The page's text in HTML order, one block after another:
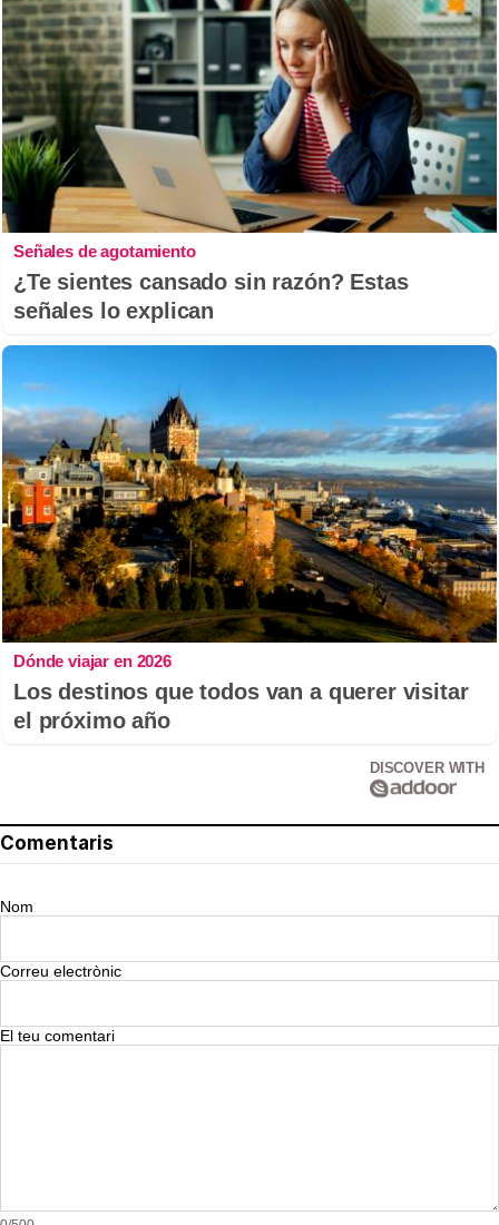
Señales de agotamiento
¿Te sientes cansado sin razón? Estas
señales lo explican
Dónde viajar en 2026
Los destinos que todos van a querer visitar
el próximo año
DISCOVER WITH
Comentaris
Nom
Correu electrònic
El teu comentari